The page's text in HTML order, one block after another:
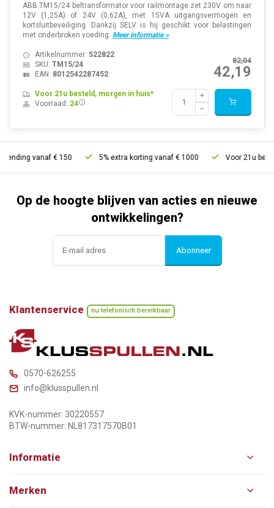
ABB TM15/24 beltransformator voor railmontage zet 230V om naar
12V (1,25A) of 24V (0,62A), met 15VA uitgangsvermogen en
kortsluitbeveiliging. Dankzij SELV is hij geschikt voor belastingen
met onderbroken voeding. Meer informatie »
82,04
42,19
Artikelnummer: 522822
SKU: TM15/24
EAN: 8012542287452
Voor 21u besteld, morgen in huis*
Voorraad: 24
vanaf € 150 5% extra korting vanaf € 1000 Voor 21u besteld,
Op de hoogte blijven van acties en nieuwe
ontwikkelingen?
Abonneer
Klantenservice nu telefonisch bereikbaar
0570-626255
info@klusspullen.nl
KVK-nummer: 30220557
BTW-nummer: NL817317570B01
Informatie
Merken